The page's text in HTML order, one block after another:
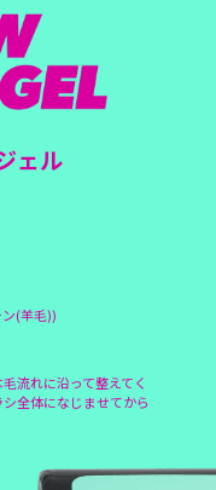
ェル
(羊毛))
流れに沿って整えてく
全体になじませてから